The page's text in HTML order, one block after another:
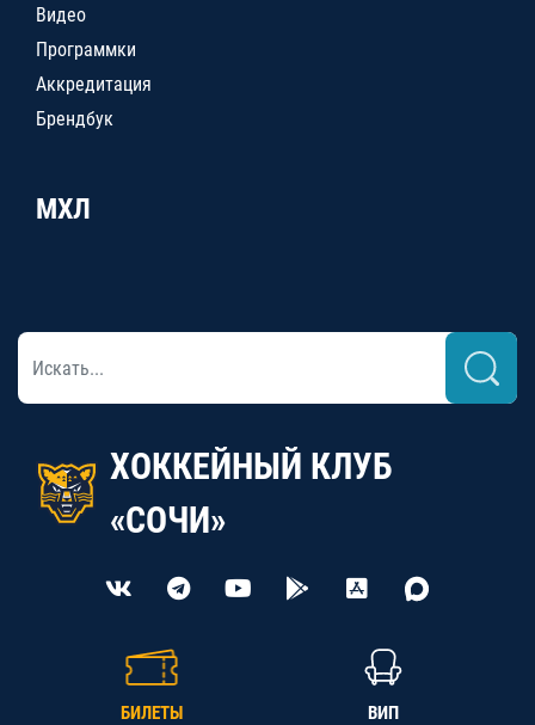
Видео
Программки
Аккредитация
Брендбук
МХЛ
ХОККЕЙНЫЙ КЛУБ
«СОЧИ»
БИЛЕТЫ ВИП